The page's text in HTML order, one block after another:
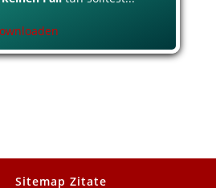
Sitemap Zitate